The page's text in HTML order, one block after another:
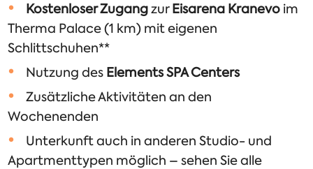
Kostenloser ZugangzurEisarena Kranevo im
Therma Palace (1 km) mit eigenen
Schlittschuhen**
Nutzung des Elements SPA Centers
Zusätzliche Aktivitäten an den
Wochenenden
Unterkunft auch in anderen Studio- und
Apartmenttypen möglich – sehen Sie alle